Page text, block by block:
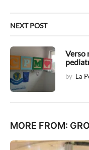
NEXT POST
Verso
by La
MORE FROM: